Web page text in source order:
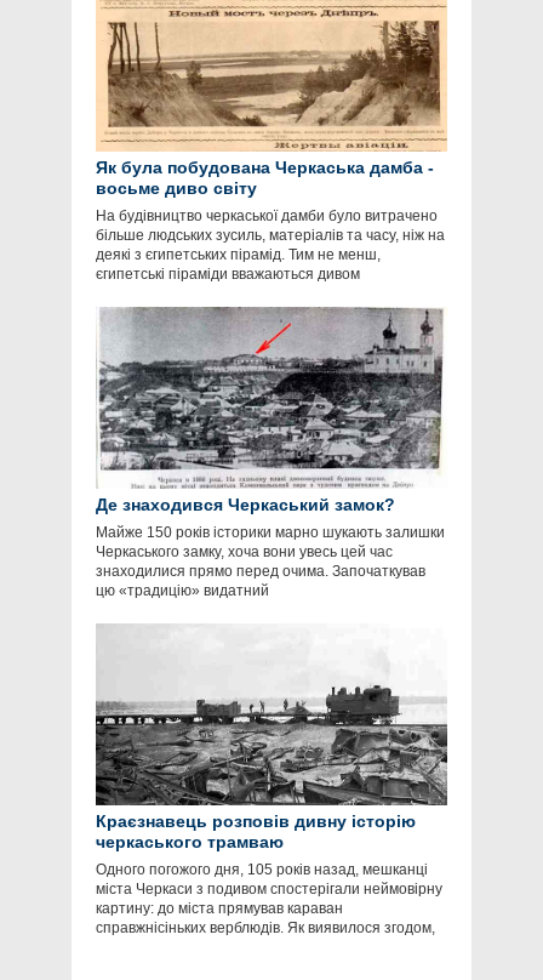
Як була побудована Черкаська дамба -
восьме диво світу
На будівництво черкаської дамби було витрачено
більше людських зусиль, матеріалів та часу, ніж на
деякі з єгипетських пірамід. Тим не менш,
єгипетські піраміди вважаються дивом
Де знаходився Черкаський замок?
Майже 150 років історики марно шукають залишки
Черкаського замку, хоча вони увесь цей час
знаходилися прямо перед очима. Започаткував
цю «традицію» видатний
Краєзнавець розповів дивну історію
черкаського трамваю
Одного погожого дня, 105 років назад, мешканці
міста Черкаси з подивом спостерігали неймовірну
картину: до міста прямував караван
справжнісіньких верблюдів. Як виявилося згодом,